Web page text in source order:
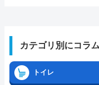
カテゴリ別にコラ
トイレ